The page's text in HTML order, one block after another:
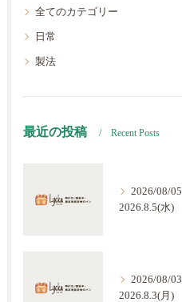
全てのカテゴリー
日常
製法
最近の投稿 Recent Posts
2026/08/05
2026.8.5(水)
2026/08/03
2026.8.3(月)